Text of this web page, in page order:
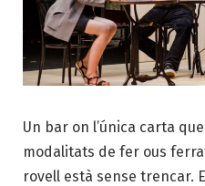
Un bar on l’única carta
modalitats de fer ous
rovell està sense trencar.